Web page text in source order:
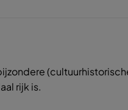
rijk is.